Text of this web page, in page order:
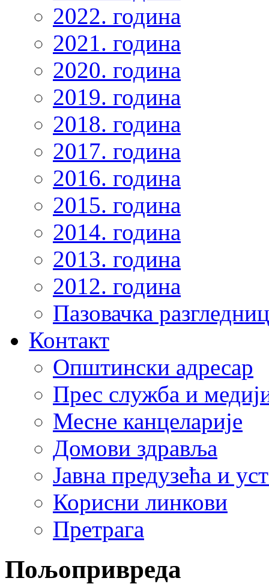
2022. година
2021. година
2020. година
2019. година
2018. година
2017. година
2016. година
2015. година
2014. година
2013. година
2012. година
Пазовачка
Контакт
Општински адресар
Прес служба и
Месне канцеларије
Домови здравља
Јавна предузећа и
Корисни линкови
Претрага
Пољопривреда